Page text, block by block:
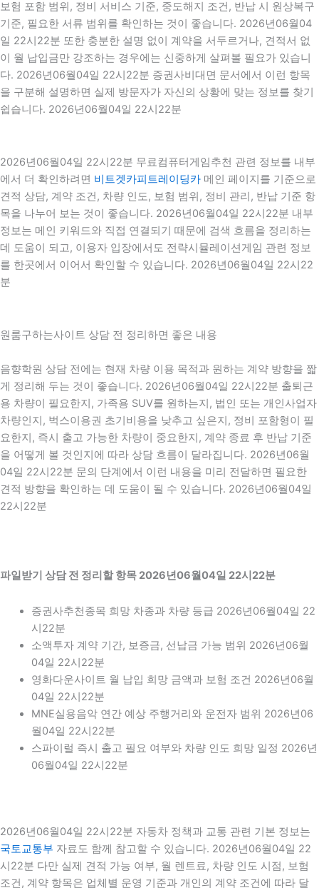
보험 포함 범위, 정비 서비스 기준, 중도해지 조건, 반납 시 원상복구
기준, 필요한 서류 범위를 확인하는 것이 좋습니다. 2026년06월04
일 22시22분 또한 충분한 설명 없이 계약을 서두르거나, 견적서 없
이 월 납입금만 강조하는 경우에는 신중하게 살펴볼 필요가 있습니
다. 2026년06월04일 22시22분 증권사비대면 문서에서 이런 항목
을 구분해 설명하면 실제 방문자가 자신의 상황에 맞는 정보를 찾기
쉽습니다. 2026년06월04일 22시22분
2026년06월04일 22시22분 무료컴퓨터게임추천 관련 정보를 내부
에서 더 확인하려면 비트겟카피트레이딩카 메인 페이지를 기준으로
견적 상담, 계약 조건, 차량 인도, 보험 범위, 정비 관리, 반납 기준 항
목을 나누어 보는 것이 좋습니다. 2026년06월04일 22시22분 내부
정보는 메인 키워드와 직접 연결되기 때문에 검색 흐름을 정리하는
데 도움이 되고, 이용자 입장에서도 전략시뮬레이션게임 관련 정보
를 한곳에서 이어서 확인할 수 있습니다. 2026년06월04일 22시22
분
원룸구하는사이트 상담 전 정리하면 좋은 내용
음향학원 상담 전에는 현재 차량 이용 목적과 원하는 계약 방향을 짧
게 정리해 두는 것이 좋습니다. 2026년06월04일 22시22분 출퇴근
용 차량이 필요한지, 가족용 SUV를 원하는지, 법인 또는 개인사업자
차량인지, 벅스이용권 초기비용을 낮추고 싶은지, 정비 포함형이 필
요한지, 즉시 출고 가능한 차량이 중요한지, 계약 종료 후 반납 기준
을 어떻게 볼 것인지에 따라 상담 흐름이 달라집니다. 2026년06월
04일 22시22분 문의 단계에서 이런 내용을 미리 전달하면 필요한
견적 방향을 확인하는 데 도움이 될 수 있습니다. 2026년06월04일
22시22분
파일받기 상담 전 정리할 항목 2026년06월04일 22시22분
증권사추천종목 희망 차종과 차량 등급 2026년06월04일 22
시22분
소액투자 계약 기간, 보증금, 선납금 가능 범위 2026년06월
04일 22시22분
영화다운사이트 월 납입 희망 금액과 보험 조건 2026년06월
04일 22시22분
MNE실용음악 연간 예상 주행거리와 운전자 범위 2026년06
월04일 22시22분
스파이럴 즉시 출고 필요 여부와 차량 인도 희망 일정 2026년
06월04일 22시22분
2026년06월04일 22시22분 자동차 정책과 교통 관련 기본 정보는
국토교통부 자료도 함께 참고할 수 있습니다. 2026년06월04일 22
시22분 다만 실제 견적 가능 여부, 월 렌트료, 차량 인도 시점, 보험
조건, 계약 항목은 업체별 운영 기준과 개인의 계약 조건에 따라 달